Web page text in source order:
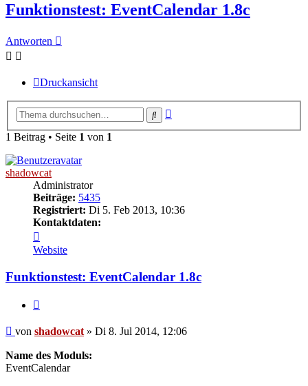
Funktionstest: EventCalendar 1.8c
Antworten
Druckansicht
Suche
1 Beitrag • Seite 1 von 1
shadowcat
Administrator
Beiträge: 5435
Registriert: Di 5. Feb 2013, 10:36
Kontaktdaten:
von
shadowcat
Website
Funktionstest: EventCalendar 1.8c
Beitrag
von shadowcat » Di 8. Jul 2014, 12:06
Name des Moduls:
EventCalendar